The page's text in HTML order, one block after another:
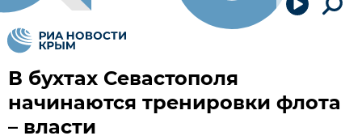
В бухтах Севастополя
начинаются тренировки флота
– власти